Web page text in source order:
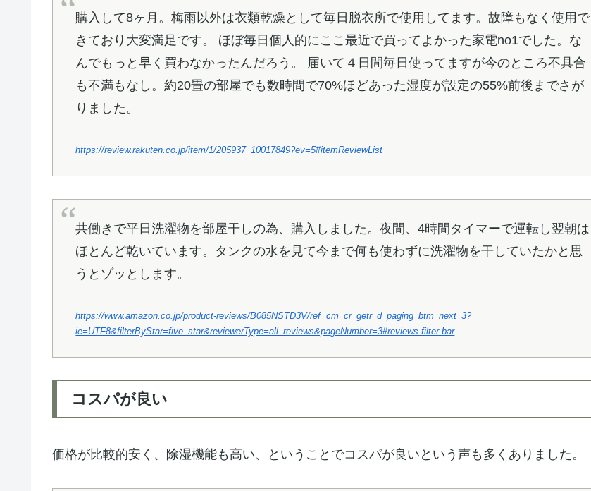
購入して8ヶ月。梅雨以外は衣類乾燥として毎日脱衣所で使用してます。故障もなく使用で
きており大変満足です。 ほぼ毎日個人的にここ最近で買ってよかった家電no1でした。な
んでもっと早く買わなかったんだろう。 届いて４日間毎日使ってますが今のところ不具合
も不満もなし。約20畳の部屋でも数時間で70%ほどあった湿度が設定の55%前後までさが
りました。
https://review.rakuten.co.jp/item/1/205937_10017849?ev=5#itemReviewList
共働きで平日洗濯物を部屋干しの為、購入しました。夜間、4時間タイマーで運転し翌朝は
ほとんど乾いています。タンクの水を見て今まで何も使わずに洗濯物を干していたかと思
うとゾッとします。
https://www.amazon.co.jp/product-reviews/B085NSTD3V/ref=cm_cr_getr_d_paging_btm_next_3?
ie=UTF8&filterByStar=five_star&reviewerType=all_reviews&pageNumber=3#reviews-filter-bar
コスパが良い
価格が比較的安く、除湿機能も高い、ということでコスパが良いという声も多くありました。